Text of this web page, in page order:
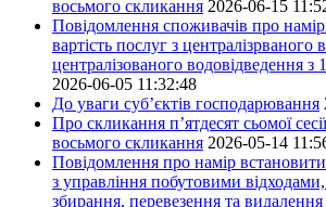
восьмого скликання 2026-06-15
Повідомлення споживачів про
вартість послуг з централізрваного
централізованого водовідведення
2026-06-05 11:32:48
До уваги суб’єктів господарювання
Про скликання п’ятдесят сьомої
восьмого скликання 2026-05-14
Повідомлення про намір
з управління побутовими
збирання, перевезення та видалення